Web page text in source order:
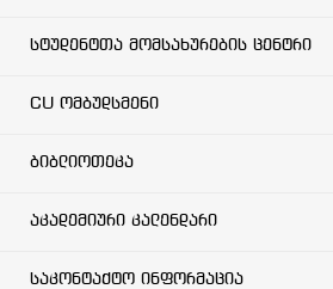
სტუდენტთა მომსახურების ცენტრი
CU ომბუდსმენი
ბიბლიოთეკა
აკადემიური კალენდარი
საკონტაქტო ინფორმაცია